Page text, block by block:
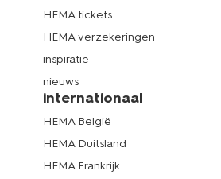
HEMA tickets
HEMA verzekeringen
inspiratie
nieuws
internationaal
HEMA België
HEMA Duitsland
HEMA Frankrijk